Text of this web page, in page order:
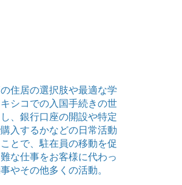
住居の選択肢や最適な学
シコでの入国手続きの世
、銀行口座の開設や特定
入するかなどの日常活動
とで、駐在員の移動を促
な仕事をお客様に代わっ
やその他多くの活動。